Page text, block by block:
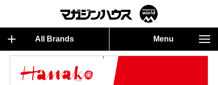
All Brands Menu